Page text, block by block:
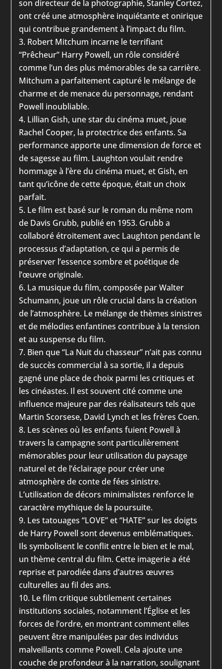
son directeur de la photographie, Stanley Cortez,
ont créé une atmosphère inquiétante et onirique
qui contribue grandement à l’impact du film.
Robert Mitchum incarne le terrifiant
“Prêcheur” Harry Powell, un rôle considéré
comme l’un des plus mémorables de sa carrière.
Mitchum a parfaitement capturé le mélange de
charme et de menace du personnage, rendant
Powell inoubliable.
Lillian Gish, une star du cinéma muet, joue
Rachel Cooper, la protectrice des enfants. Sa
performance apporte une dimension de force et
de sagesse au film. Laughton voulait rendre
hommage à l’ère du cinéma muet, et Gish, en
tant qu’icône de cette époque, était un choix
parfait.
Le film est basé sur le roman du même nom
de Davis Grubb, publié en 1953. Grubb a
collaboré étroitement avec Laughton pendant le
processus d’adaptation, ce qui a permis de
préserver l’essence sombre et poétique de
l’œuvre originale.
La musique du film, composée par Walter
Schumann, joue un rôle crucial dans la création
de l’atmosphère. Le mélange de thèmes sinistres
et de mélodies enfantines contribue à la tension
et au suspense du film.
Bien que “La Nuit du chasseur” n’ait pas connu
de succès commercial à sa sortie, il a depuis
gagné une place de choix parmi les critiques et
les cinéastes. Il est souvent cité comme une
influence majeure par des réalisateurs tels que
Martin Scorsese, David Lynch et les frères Coen.
Les scènes où les enfants fuient Powell à
travers la campagne sont particulièrement
mémorables pour leur utilisation du paysage
naturel et de l’éclairage pour créer une
atmosphère de conte de fées sinistre.
L’utilisation de décors minimalistes renforce le
caractère mythique de la poursuite.
Les tatouages “LOVE” et “HATE” sur les doigts
de Harry Powell sont devenus emblématiques.
Ils symbolisent le conflit entre le bien et le mal,
un thème central du film. Cette imagerie a été
reprise et parodiée dans d’autres œuvres
culturelles au fil des ans.
Le film critique subtilement certaines
institutions sociales, notamment l’Église et les
forces de l’ordre, en montrant comment elles
peuvent être manipulées par des individus
malveillants comme Powell. Cela ajoute une
couche de profondeur à la narration, soulignant